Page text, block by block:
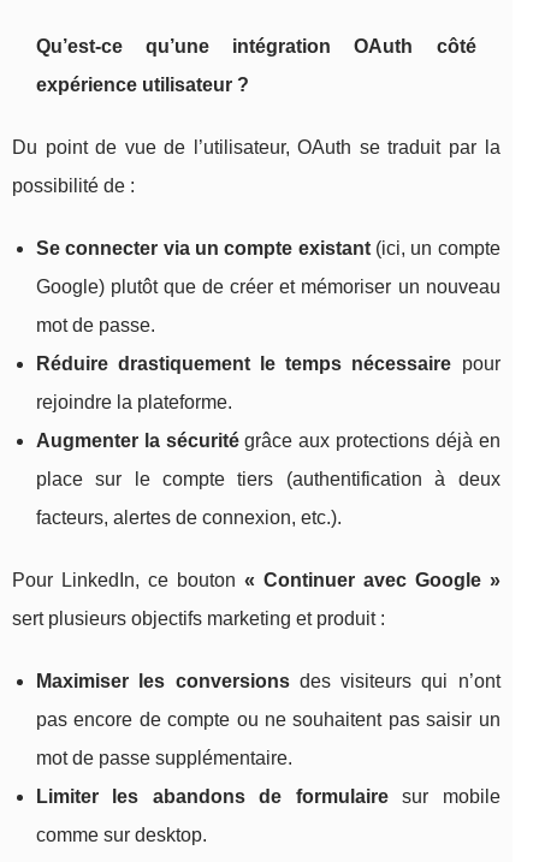
Qu’est-ce qu’une intégration OAuth côté
expérience utilisateur ?
Du point de vue de l’utilisateur, OAuth se traduit par la
possibilité de :
Se connecter via un compte existant(ici, un compte
Google) plutôt que de créer et mémoriser un nouveau
mot de passe.
Réduire drastiquement le temps nécessaire pour
rejoindre la plateforme.
Augmenter la sécuritégrâce aux protections déjà en
place sur le compte tiers (authentification à deux
facteurs, alertes de connexion, etc.).
Pour LinkedIn, ce bouton « Continuer avec Google »
sert plusieurs objectifs marketing et produit :
Maximiser les conversionsdes visiteurs qui n’ont
pas encore de compte ou ne souhaitent pas saisir un
mot de passe supplémentaire.
Limiter les abandons de formulairesur mobile
comme sur desktop.